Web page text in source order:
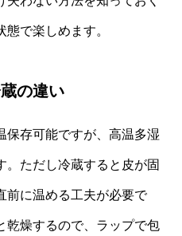
で楽しめます。
の違い
保存可能ですが、高温多湿
。ただし冷蔵すると皮が固
前に温める工夫が必要で
乾燥するので、ラップで包